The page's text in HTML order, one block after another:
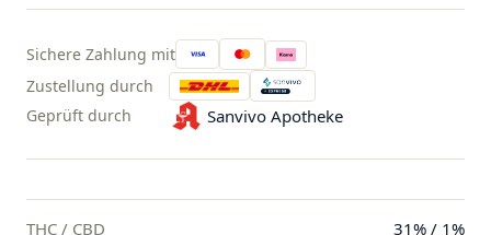
Sichere Zahlung mit
Zustellung durch
Geprüft durch
Sanvivo Apotheke
THC / CBD 31% / 1%